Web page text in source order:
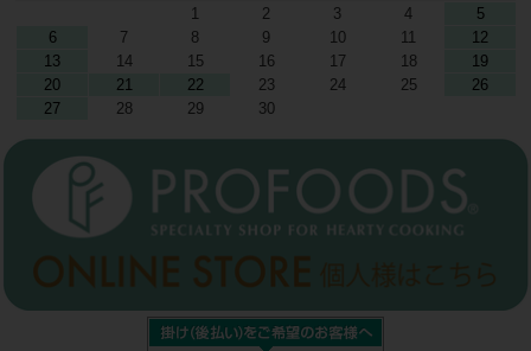
1
2 3 4
5
6
7 8 9 10 11
12
13
14 15 16 17 18
19
20
21 22 23 24 25
26
27
28 29 30